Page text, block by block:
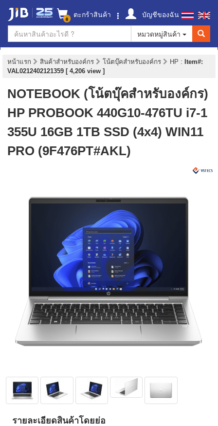
0 ตะกร้าสินค้า
บัญชีของฉัน
หมวดหมู่สินค้า
หน้าแรก สินค้าสำหรับองค์กร โน้ตบุ๊คสำหรับองค์กร HP : Item#:
VAL0212402121359 [ 4,206 view ]
NOTEBOOK (โน้ตบุ๊คสำหรับองค์กร)
HP PROBOOK 440G10-476TU i7-1
355U 16GB 1TB SSD (4x4) WIN11
PRO (9F476PT#AKL)
รายละเอียดสินค้าโดยย่อ